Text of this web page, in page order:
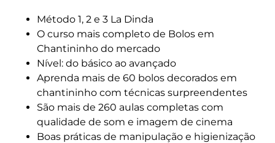
Método 1, 2 e 3 La Dinda
O curso mais completo de Bolos em
Chantininho do mercado
Nível: do básico ao avançado
Aprenda mais de 60 bolos decorados em
chantininho com técnicas surpreendentes
São mais de 260 aulas completas com
qualidade de som e imagem de cinema
Boas práticas de manipulação e higienização